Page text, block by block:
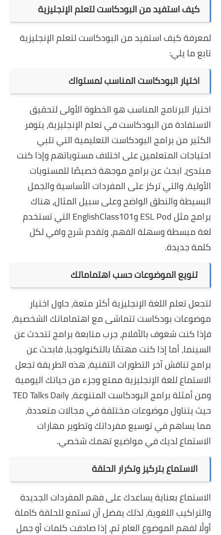
كيف استفيد من البودكاست لتعلم الإنجليزية
لمعرفة كيف استفيد من البودكاست لتعلم الإنجليزية
تابع ما يلي:
اختيار البودكاست المناسب لمستواك
اختيار البرنامج المناسب هو الخطوة الأولى لتحقيق
الاستفادة من البودكاست في تعلم الإنجليزية، يتوفر
الكثير من برامج البودكاست التعليمية التي تلبي
احتياجات المتعلمين على اختلاف مستوياتهم وإذا كنت
مبتدئ، ابحث عن برامج موجهة خصيصًا للمستويات
الأولية، والتي تركز على المفردات الأساسية والجمل
البسيطة والنطق الواضح وعلى سبيل المثال، هناك
برامج مثل ESL Pod وEnglishClass101 التي تستخدم
لغة مبسطة وسهلة الفهم، وتقدم شرح وافي لكل
كلمة جديدة.
تنويع الموضوعات حسب اهتماماتك
لتجعل تعلم اللغة الإنجليزية أكثر متعة، حاول اختيار
موضوعات بودكاست تتماشى مع اهتماماتك الشخصية،
فإذا كنت شغوف بالأفلام، جرب متابعة برامج تتحدث عن
السينما، أما إذا كنت مهتمًا بالتكنولوجيا، فابحث عن
برامج تناقش آخر التطورات التقنية، هذه الطريقة تجعل
الاستماع للغة الإنجليزية ممتع وجزء من حياتك اليومية
ومن أمثلة برامج البودكاست المتنوعة، TED Talks Daily
حيث يتناول موضوعات مختلفة في مجالات متعددة،
مما يساهم في توسيع مفرداتك وتطوير مهارات
الاستماع لديك في مواضيع تهمك شخصي.
الاستماع بتركيز وتكرار الحلقة
الاستماع بعناية يساعدك على فهم المفردات الجديدة
والتراكيب اللغوية، لذلك يفضل أن تستمع للحلقة كاملة
أولًا لفهم الموضوع العام ثم، إذا صادفت كلمات أو جمل